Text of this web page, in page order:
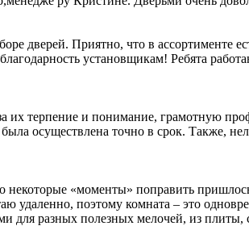
дверей. Приятно, что в ассортименте
установщикам! Ребята
терпение и понимание, грамотную
осуществлена точно в срок. Также,
некоторые «моменты» поправить
поэтому комната – это
разных полезных мелочей, из плиты,